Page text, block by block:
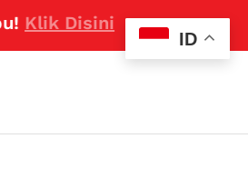
Disini
ID